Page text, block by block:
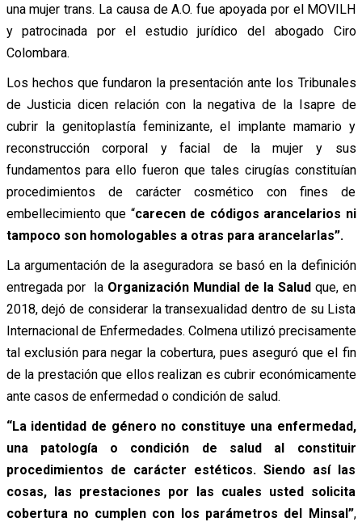
una mujer trans. La causa de A.O. fue apoyada por el MOVILH
y patrocinada por el estudio jurídico del abogado Ciro
Colombara.
Los hechos que fundaron la presentación ante los Tribunales
de Justicia dicen relación con la negativa de la Isapre de
cubrir la genitoplastía feminizante, el implante mamario y
reconstrucción corporal y facial de la mujer y sus
fundamentos para ello fueron que tales cirugías constituían
procedimientos de carácter cosmético con fines de
embellecimiento que “carecen de códigos arancelarios ni
tampoco son homologables a otras para arancelarlas”.
La argumentación de la aseguradora se basó en la definición
entregada por laOrganización Mundial de la Saludque, en
2018, dejó de considerar la transexualidad dentro de su Lista
Internacional de Enfermedades. Colmena utilizó precisamente
tal exclusión para negar la cobertura, pues aseguró que el fin
de la prestación que ellos realizan es cubrir económicamente
ante casos de enfermedad o condición de salud.
“La identidad de género no constituye una enfermedad,
una patología o condición de salud al constituir
procedimientos de carácter estéticos. Siendo así las
cosas, las prestaciones por las cuales usted solicita
cobertura no cumplen con los parámetros del Minsal”,